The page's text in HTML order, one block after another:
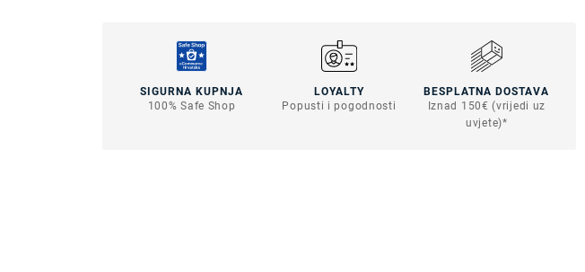
SIGURNA KUPNJA
100% Safe Shop
LOYALTY
Popusti i pogodnosti
BESPLATNA DOSTAVA
Iznad 150€ (vrijedi uz
uvjete)*